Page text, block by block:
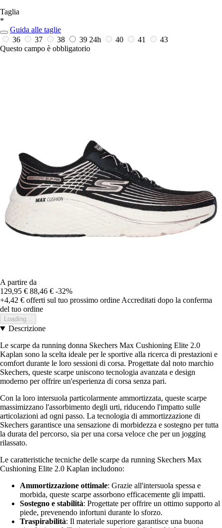
Taglia
*
Guida alle taglie
36
37 38 39 24h 40 41
43
Questo campo è obbligatorio
A partire da
129,95 € 88,46 € -32%
+4,42 € offerti sul tuo prossimo ordine Accreditati dopo la conferma
del tuo ordine
Loading...
Descrizione
Le scarpe da running donna Skechers Max Cushioning Elite 2.0
Kaplan sono la scelta ideale per le sportive alla ricerca di prestazioni e
comfort durante le loro sessioni di corsa. Progettate dal noto marchio
Skechers, queste scarpe uniscono tecnologia avanzata e design
moderno per offrire un'esperienza di corsa senza pari.
Con la loro intersuola particolarmente ammortizzata, queste scarpe
massimizzano l'assorbimento degli urti, riducendo l'impatto sulle
articolazioni ad ogni passo. La tecnologia di ammortizzazione di
Skechers garantisce una sensazione di morbidezza e sostegno per tutta
la durata del percorso, sia per una corsa veloce che per un jogging
rilassato.
Le caratteristiche tecniche delle scarpe da running Skechers Max
Cushioning Elite 2.0 Kaplan includono:
Ammortizzazione ottimale: Grazie all'intersuola spessa e
morbida, queste scarpe assorbono efficacemente gli impatti.
Sostegno e stabilità: Progettate per offrire un ottimo supporto al
piede, prevenendo infortuni durante lo sforzo.
Traspirabilità: Il materiale superiore garantisce una buona